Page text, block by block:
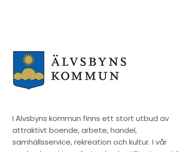
I Älvsbyns kommun finns ett stort utbud av
attraktivt boende, arbete, handel,
samhällsservice, rekreation och kultur. I vår